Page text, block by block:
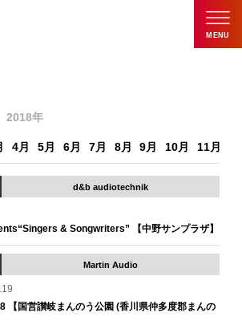
MENU
2018年
4月 5月 6月 7月 8月 9月 10月 11月
d&b audiotechnik
& Songwriters” 【中野サンプラザ】
Martin Audio
【国営讃岐まんのう公園 (香川県仲多度郡まんの